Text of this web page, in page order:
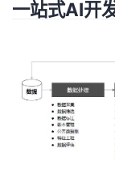
一站式AI开